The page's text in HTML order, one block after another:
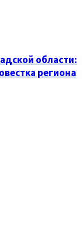
области:
региона